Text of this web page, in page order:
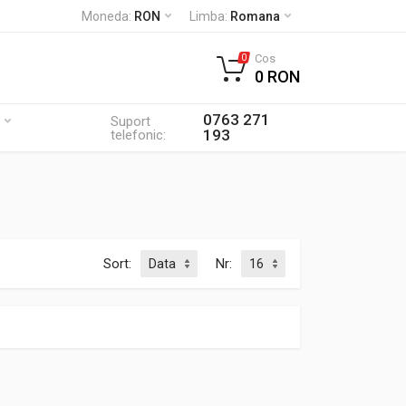
Moneda: RON Limba: Romana
Suport
telefonic:
0763 271
193
0 Cos
0 RON
Sort: Nr: